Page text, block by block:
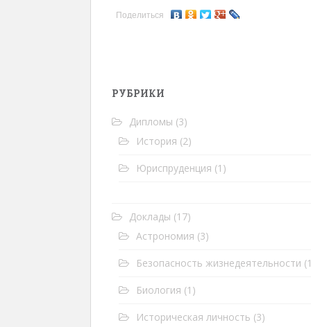
Поделиться
РУБРИКИ
Дипломы (3)
История (2)
Юриспруденция (1)
Доклады (17)
Астрономия (3)
Безопасность жизнедеятельности
Биология (1)
Историческая личность (3)